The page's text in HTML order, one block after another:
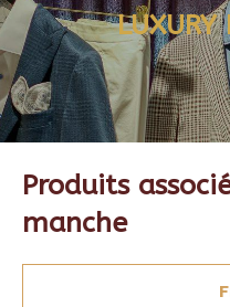
LUXURY
Produits
manche